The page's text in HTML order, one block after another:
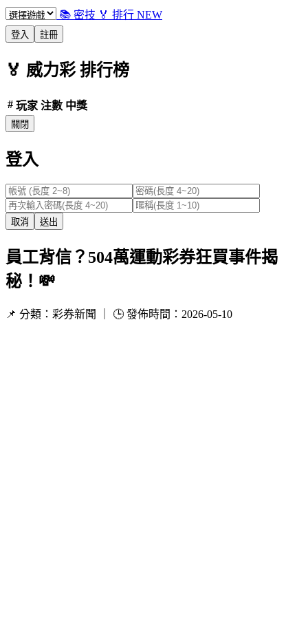
📚 密技 🏅 排行 NEW
登入 註冊
🏅 威力彩排行榜
# 玩家 注數 中獎
關閉
登入
取消 送出
員工背信？504萬運動彩券狂買事件揭
秘！💸
📌 分類：彩券新聞 ｜ 🕒 發佈時間：2026-05-10